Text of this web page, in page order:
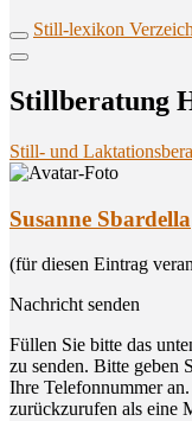
Still-lexikon
Still­be­ra­tung
Still- und
Susanne Sbardella
(für diesen Eintrag
Nachricht senden
Füllen Sie bitte das
zu senden. Bitte geben
Ihre Telefonnummer
zurückzurufen als eine